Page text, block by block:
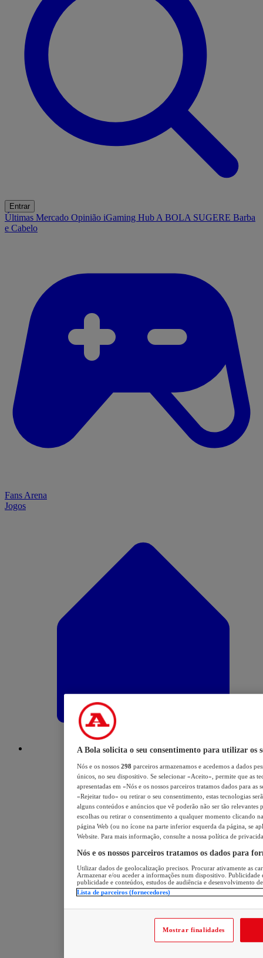
Entrar
Últimas Mercado Opinião iGaming Hub A BOLA SUGERE Barba
e Cabelo
Fans Arena
Jogos
A Bola solicita o seu consentimento para utilizar os
Nós e os nossos 298 parceiros armazenamos e acedemos a dados
únicos, no seu dispositivo. Se selecionar «Aceito», permite que as
apresentadas em «Nós e os nossos parceiros tratamos dados para
«Rejeitar tudo» ou retirar o seu consentimento, estas tecnologias
alguns conteúdos e anúncios que vê poderão não ser tão relevantes
escolhas ou retirar o consentimento a qualquer momento clicando
página Web (ou no ícone na parte inferior esquerda da página, se
Website. Para mais informação, consulte a nossa política de
Nós e os nossos parceiros tratamos os dados para
Utilizar dados de geolocalização precisos. Procurar ativamente as
Armazenar e/ou aceder a informações num dispositivo. Publicidade
publicidade e conteúdos, estudos de audiência e desenvolvimento
Lista de parceiros (fornecedores)
Mostrar finalidades